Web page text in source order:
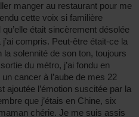
manger au restaurant pour me
cette voix si familière
était sincèrement désolée
compris. Peut-être était-ce la
solennité de son ton, toujours
du métro, j’ai fondu en
cancer à l’aube de mes 22
ajoutée l’émotion suscitée par la
que j’étais en Chine, six
chérie. Je me suis assis